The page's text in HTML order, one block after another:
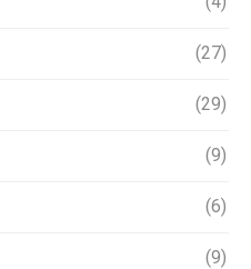
(27)
(29)
(9)
(6)
(9)